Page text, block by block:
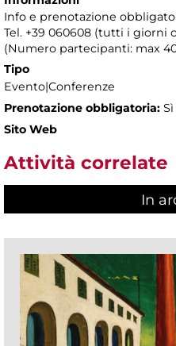
Info e prenotazione
Tel. +39 060608 (tutti i giorni
(Numero partecipanti: max
Tipo
Evento|Conferenze
Prenotazione obbligatoria: Sì
Sito Web
Attività correlate
In